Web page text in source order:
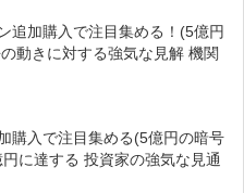
追加購入で注目集める！(5億円
動きに対する強気な見解 機関
購入で注目集める(5億円の暗号
に達する 投資家の強気な見通